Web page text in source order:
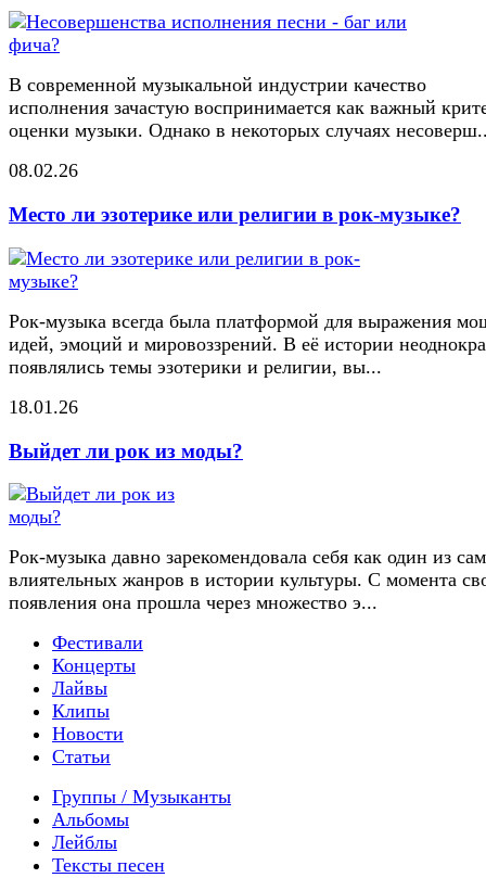
В современной музыкальной индустрии качество
исполнения зачастую воспринимается как важный
оценки музыки. Однако в некоторых случаях
08.02.26
Место ли эзотерике или религии в рок-музыке?
Рок-музыка всегда была платформой для выражения
идей, эмоций и мировоззрений. В её истории
появлялись темы эзотерики и религии, вы...
18.01.26
Выйдет ли рок из моды?
Рок-музыка давно зарекомендовала себя как один из
влиятельных жанров в истории культуры. С момента
появления она прошла через множество э...
Фестивали
Концерты
Лайвы
Клипы
Новости
Статьи
Группы / Музыканты
Альбомы
Лейблы
Тексты песен